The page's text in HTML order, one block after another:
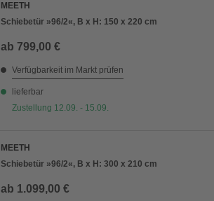
MEETH
Schiebetür »96/2«, B x H: 150 x 220 cm
ab 799,00 €
Verfügbarkeit im Markt prüfen
lieferbar
Zustellung 12.09. - 15.09.
MEETH
Schiebetür »96/2«, B x H: 300 x 210 cm
ab 1.099,00 €